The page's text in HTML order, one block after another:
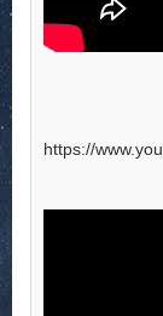
https://